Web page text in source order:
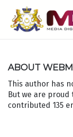
ABOUT
This author has
But we are proud
contributed 135